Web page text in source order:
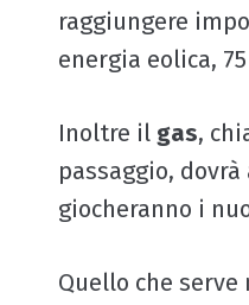
raggiungere
energia eolica,
Inoltre il gas,
passaggio,
giocheranno i
Quello che serve